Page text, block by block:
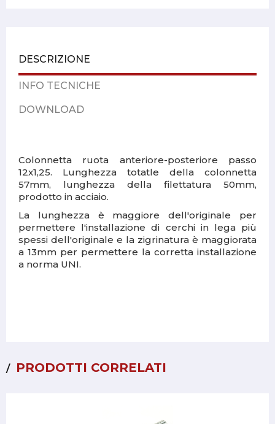
DESCRIZIONE
INFO TECNICHE
DOWNLOAD
Colonnetta ruota anteriore-posteriore passo
12x1,25. Lunghezza totatle della colonnetta
57mm, lunghezza della filettatura 50mm,
prodotto in acciaio.
La lunghezza è maggiore dell'originale per
permettere l'installazione di cerchi in lega più
spessi dell'originale e la zigrinatura è maggiorata
a 13mm per permettere la corretta installazione
a norma UNI.
PRODOTTI CORRELATI